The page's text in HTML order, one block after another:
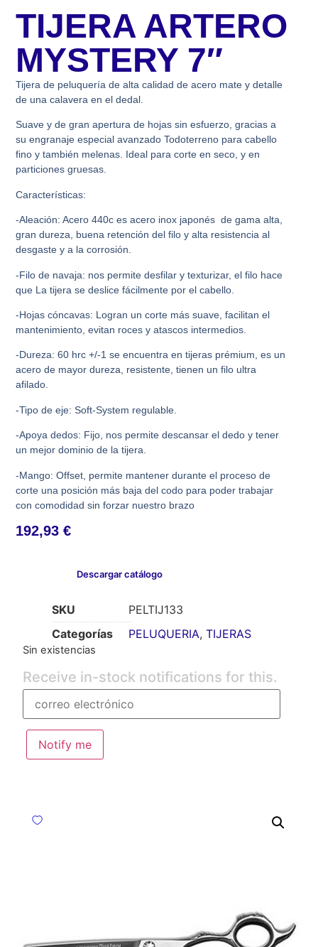
TIJERA ARTERO
MYSTERY 7″
Tijera de peluquería de alta calidad de acero mate y detalle
de una calavera en el dedal.
Suave y de gran apertura de hojas sin esfuerzo, gracias a
su engranaje especial avanzado Todoterreno para cabello
fino y también melenas. Ideal para corte en seco, y en
particiones gruesas.
Características:
-Aleación: Acero 440c es acero inox japonés de gama alta,
gran dureza, buena retención del filo y alta resistencia al
desgaste y a la corrosión.
-Filo de navaja: nos permite desfilar y texturizar, el filo hace
que La tijera se deslice fácilmente por el cabello.
-Hojas cóncavas: Logran un corte más suave, facilitan el
mantenimiento, evitan roces y atascos intermedios.
-Dureza: 60 hrc +/-1 se encuentra en tijeras prémium, es un
acero de mayor dureza, resistente, tienen un filo ultra
afilado.
-Tipo de eje: Soft-System regulable.
-Apoya dedos: Fijo, nos permite descansar el dedo y tener
un mejor dominio de la tijera.
-Mango: Offset, permite mantener durante el proceso de
corte una posición más baja del codo para poder trabajar
con comodidad sin forzar nuestro brazo
192,93€
Descargar catálogo
SKU
PELTIJ133
Categorías
PELUQUERIA,TIJERAS
Sin existencias
Receive in-stock notifications for this.
Notify me